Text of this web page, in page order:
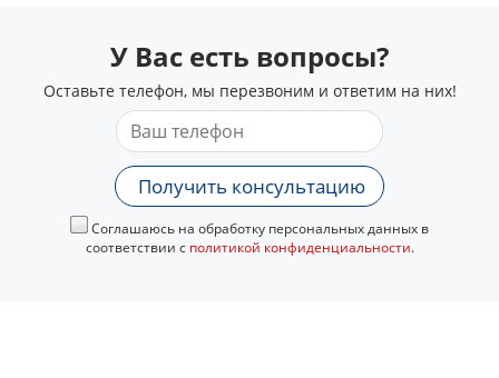
У Вас есть вопросы?
Оставьте телефон, мы перезвоним и ответим на них!
Получить консультацию
Соглашаюсь на обработку персональных данных в
соответствии с политикой конфиденциальности.